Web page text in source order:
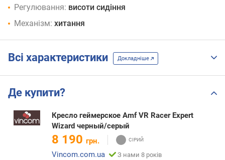
Регулювання: висоти сидіння
Механізм: хитання
Всі характеристики Докладніше
Де купити?
Кресло геймерское Amf VR Racer Expert
Wizard черный/серый
8 190 грн.
Vincom.com.ua
З нами 8 років